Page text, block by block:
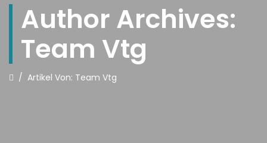
Author Archives:
Team Vtg
/ Artikel Von: Team Vtg